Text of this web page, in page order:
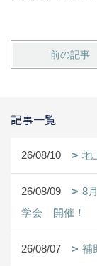
前の記事
記事一覧
26/08/10 地
26/08/09
8
学会 開催！
26/08/07 補